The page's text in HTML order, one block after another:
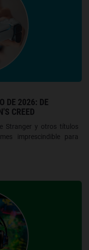
DE 2026: DE
CREED
Stranger y otros títulos
imprescindible para